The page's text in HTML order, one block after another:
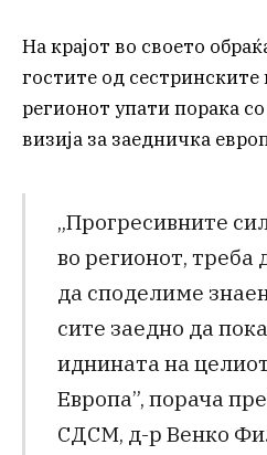
На крајот во своето
гостите од
регионот упати порака
визија за заедничка
„Прогресивните
во регионот, треба
да споделиме
сите заедно да
иднината на
Европа”, порача
СДСМ, д-р Венко